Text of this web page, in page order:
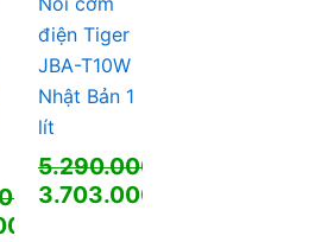
₫
điện Tiger
JBA-T10W
Nhật Bản 1
lít
5.290.000
Giá
3.703.000